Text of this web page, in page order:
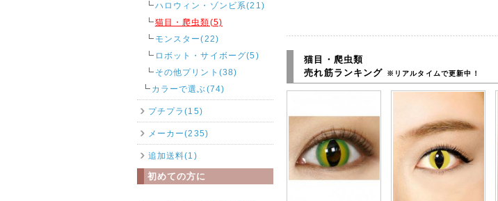
猫目・爬虫類
売れ筋ランキング
※リアルタイムで更新中！
ハロウィン・ゾンビ系(21)
猫目・爬虫類(5)
モンスター(22)
ロボット・サイボーグ(5)
その他プリント(38)
カラーで選ぶ(74)
プチプラ(15)
メーカー(235)
追加送料(1)
初めての方に